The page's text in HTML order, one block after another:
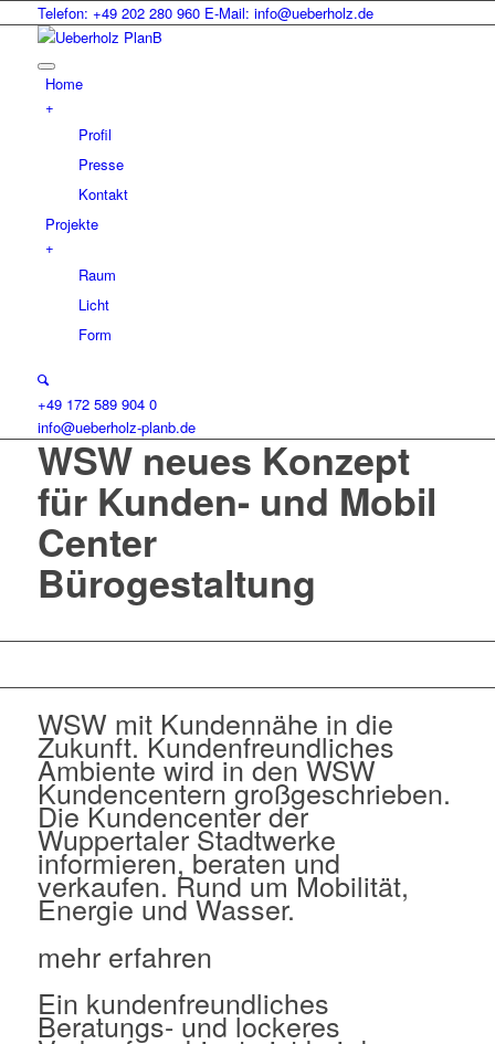
Telefon: +49 202 280 960 E-Mail: info@ueberholz.de
Home
+
Profil
Presse
Kontakt
Projekte
+
Raum
Licht
Form
+49 172 589 904 0
info@ueberholz-planb.de
WSW neues Konzept
für Kunden- und Mobil
Center
Bürogestaltung
WSW mit Kundennähe in die
Zukunft. Kundenfreundliches
Ambiente wird in den WSW
Kundencentern großgeschrieben.
Die Kundencenter der
Wuppertaler Stadtwerke
informieren, beraten und
verkaufen. Rund um Mobilität,
Energie und Wasser.
mehr erfahren
Ein kundenfreundliches
Beratungs- und lockeres